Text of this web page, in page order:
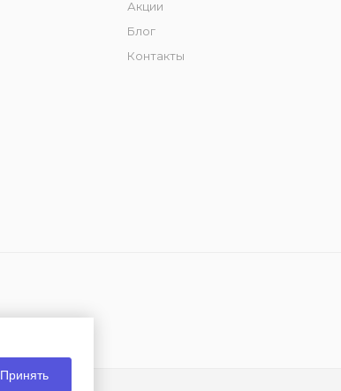
Акции
Блог
Контакты
Принять